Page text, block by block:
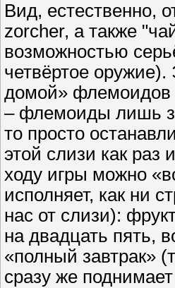
Вид, естественно,
zorcher, а также
возможностью
четвёртое
домой» флемоидов
– флемоиды лишь
то просто
этой слизи как раз
ходу игры можно
исполняет, как ни
нас от слизи):
на двадцать пять,
«полный завтрак»
сразу же